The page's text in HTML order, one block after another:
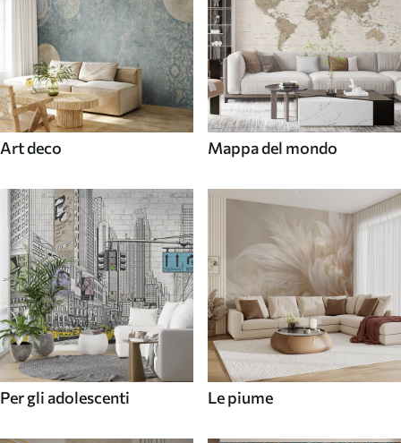
Art deco Mappa del mondo
Per gli adolescenti Le piume